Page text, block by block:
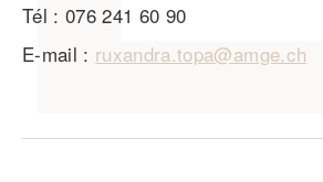
Tél : 076 241 60 90
E-mail : ruxandra.topa@amge.ch